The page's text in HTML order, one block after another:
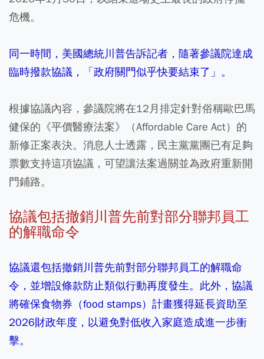
危機。
同一時間，美國總統川普告訴記者，隨著參議院達成
臨時撥款協議，「政府關門似乎快要結束了」。
根據協議內容，參議院將在12月排定針對俗稱歐巴馬
健保的《平價醫療法案》（Affordable Care Act）的
新修正案表決。消息人士透露，民主黨黨團已有足夠
票數支持這項協議，可望讓法案過關並為政府重新開
門鋪路。
協議包括撤銷川普先前對部分聯邦員工
的解職命令
協議還包括撤銷川普先前對部分聯邦員工的解職命
令，並增設條款防止類似行動再度發生。此外，協議
將確保食物券（food stamps）計畫獲得延長資助至
2026財政年度，以避免對低收入家庭造成進一步衝
擊。